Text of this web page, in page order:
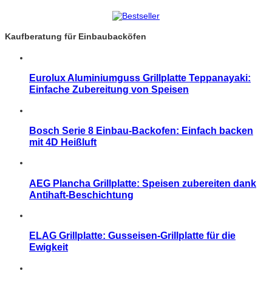
Kaufberatung für Einbaubacköfen
Eurolux Aluminiumguss Grillplatte Teppanayaki:
Einfache Zubereitung von Speisen
Bosch Serie 8 Einbau-Backofen: Einfach backen
mit 4D Heißluft
AEG Plancha Grillplatte: Speisen zubereiten dank
Antihaft-Beschichtung
ELAG Grillplatte: Gusseisen-Grillplatte für die
Ewigkeit